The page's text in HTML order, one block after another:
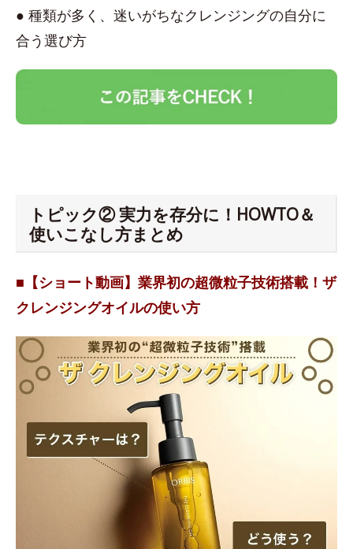
● 種類が多く、迷いがちなクレンジングの自分に
合う選び方
トピック② 実力を存分に！HOWTO＆
使いこなし方まとめ
■【ショート動画】業界初の超微粒子技術搭載！ザ
クレンジングオイルの使い方